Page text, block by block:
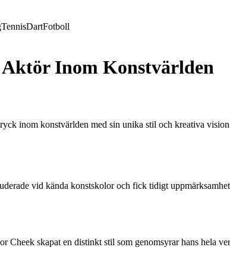
TennisDartFotboll
Aktör Inom Konstvärlden
inom konstvärlden med sin unika stil och kreativa
vid kända konstskolor och fick tidigt
skapat en distinkt stil som genomsyrar hans hela